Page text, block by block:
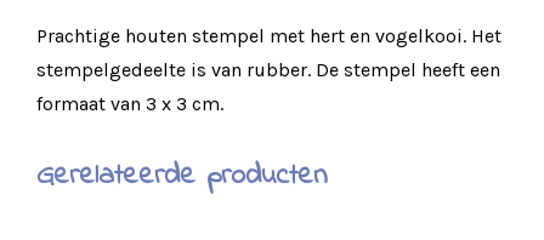
Prachtige houten stempel met hert en vogelkooi. Het
stempelgedeelte is van rubber. De stempel heeft een
formaat van 3 x 3 cm.
Gerelateerde producten